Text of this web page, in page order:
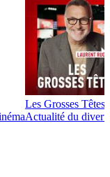
Les Grosses Têtes
Actualité du